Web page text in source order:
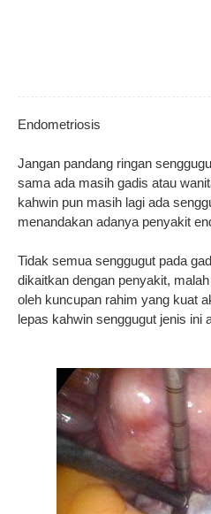
Endometriosis
Jangan pandang ringan
sama ada masih gadis atau
kahwin pun masih lagi ada
menandakan adanya penyakit
Tidak semua senggugut pada
dikaitkan dengan penyakit,
oleh kuncupan rahim yang kuat
lepas kahwin senggugut jenis ini